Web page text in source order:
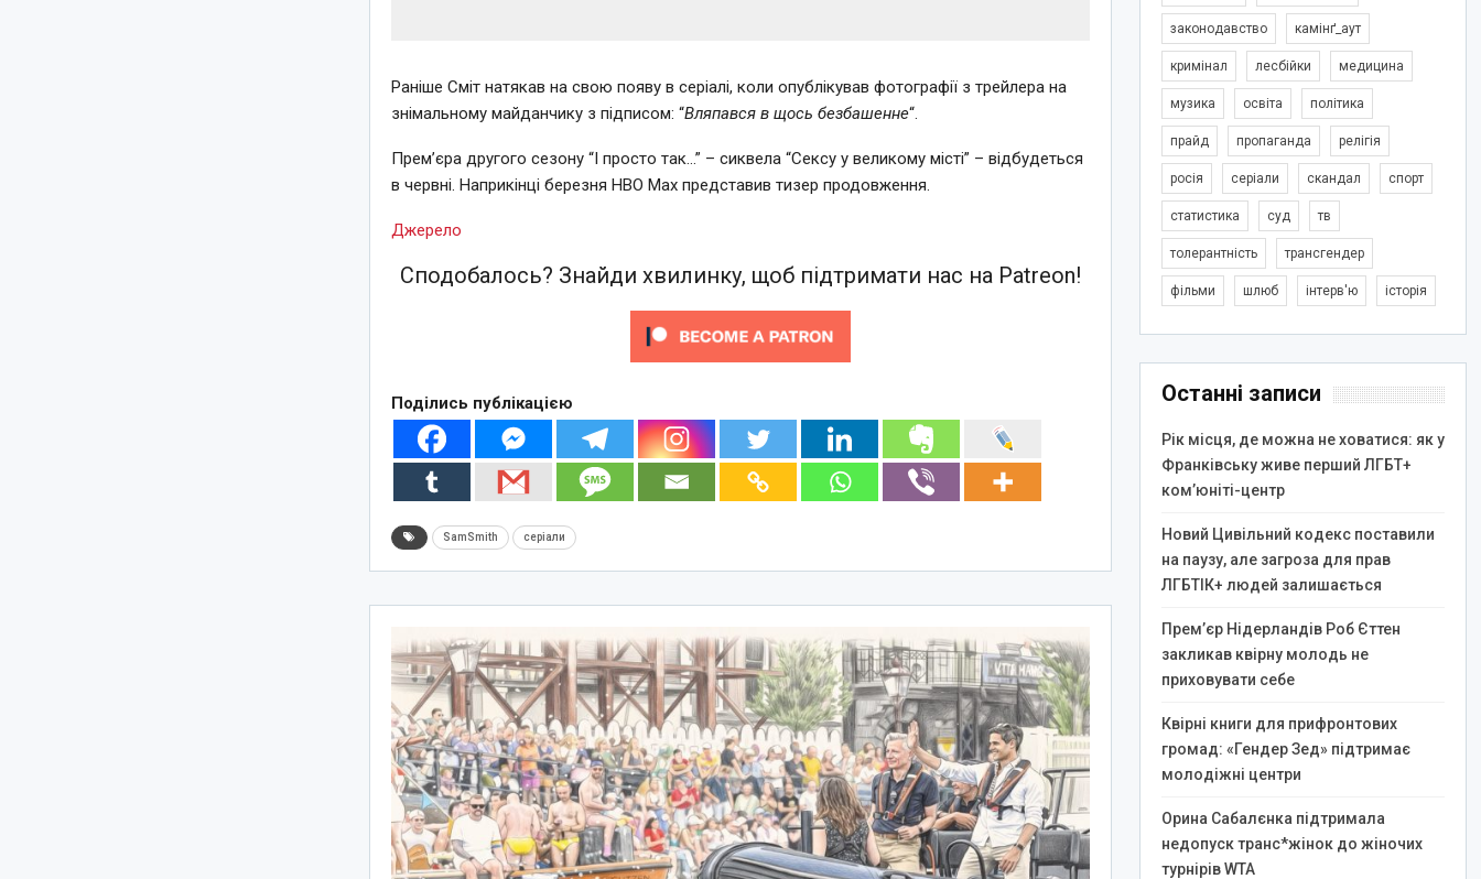
Раніше Сміт натякав на свою появу в серіалі, коли опублікував фотографії з трейлера на
знімальному майданчику з підписом: “Вляпався в щось безбашенне“.
Прем’єра другого сезону “І просто так…” – сиквела “Сексу у великому місті” – відбудеться
в червні. Наприкінці березня HBO Max представив тизер продовження.
Джерело
Сподобалось? Знайди хвилинку, щоб підтримати нас на Patreon!
Поділись публікацією
SamSmith серіали
законодавство камінґ_аут
кримінал лесбійки медицина
музика освіта політика
прайд пропаганда релігія
росія серіали скандал спорт
статистика суд тв
толерантність трансгендер
фільми шлюб інтерв'ю історія
Останні записи
Рік місця, де можна не ховатися: як у
Франківську живе перший ЛГБТ+
ком’юніті-центр
Новий Цивільний кодекс поставили
на паузу, але загроза для прав
ЛГБТІК+ людей залишається
Прем’єр Нідерландів Роб Єттен
закликав квірну молодь не
приховувати себе
Квірні книги для прифронтових
громад: «Гендер Зед» підтримає
молодіжні центри
Орина Сабалєнка підтримала
недопуск транс*жінок до жіночих
турнірів WTA